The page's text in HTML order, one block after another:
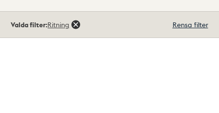
träffar
Valda filter:Ritning Rensa filter